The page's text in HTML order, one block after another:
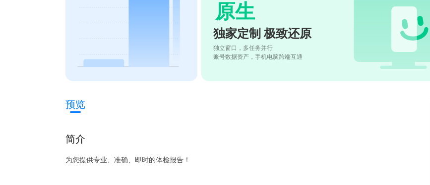
原生
独家定制 极致还原
独立窗口，多任务并行
账号数据资产，手机电脑跨端互通
预览
简介
为您提供专业、准确、即时的体检报告！